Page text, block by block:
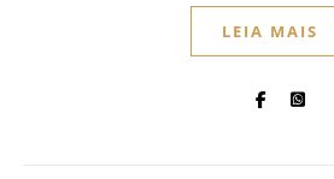
LEIA MAIS